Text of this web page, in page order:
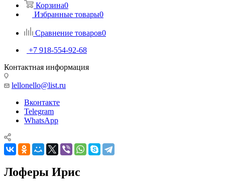
Корзина0
Избранные товары0
Сравнение товаров0
+7 918-554-92-68
Контактная информация
lellonello@list.ru
Вконтакте
Telegram
WhatsApp
Лоферы Ирис